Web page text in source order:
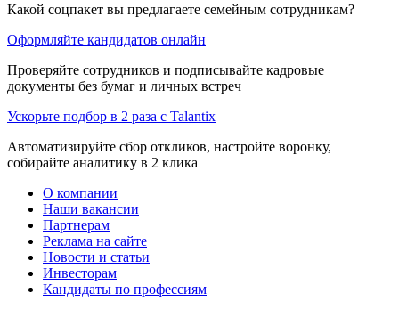
Какой соцпакет вы предлагаете семейным сотрудникам?
Оформляйте кандидатов онлайн
Проверяйте сотрудников и подписывайте кадровые
документы без бумаг и личных встреч
Ускорьте подбор в 2 раза с Talantix
Автоматизируйте сбор откликов, настройте воронку,
собирайте аналитику в 2 клика
О компании
Наши вакансии
Партнерам
Реклама на сайте
Новости и статьи
Инвесторам
Кандидаты по профессиям